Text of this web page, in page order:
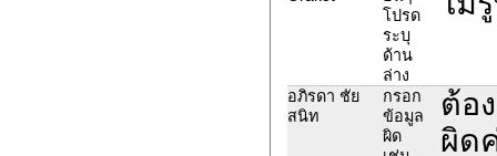
โปรด
ระบุ
ด้าน
ล่าง
อภิรดา ชัย
สนิท
กรอก
ข้อมูล
ผิด
ต้อ
ผิด